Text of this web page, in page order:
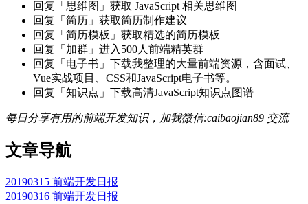
回复「思维图」获取 JavaScript 相关思维图
回复「简历」获取简历制作建议
回复「简历模板」获取精选的简历模板
回复「加群」进入500人前端精英群
回复「电子书」下载我整理的大量前端资源，含面试、
Vue实战项目、CSS和JavaScript电子书等。
回复「知识点」下载高清JavaScript知识点图谱
每日分享有用的前端开发知识，加我微信:caibaojian89 交流
文章导航
20190315 前端开发日报
20190316 前端开发日报